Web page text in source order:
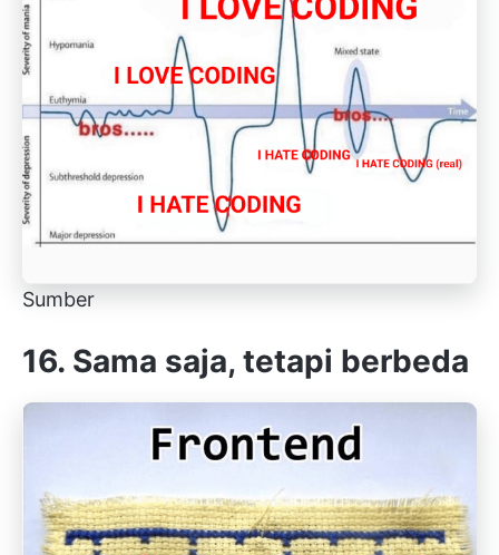
Sumber
16. Sama saja, tetapi berbeda